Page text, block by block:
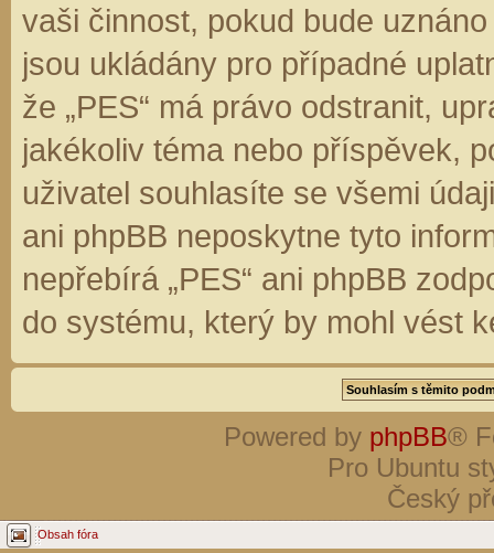
vaši činnost, pokud bude
jsou ukládány pro případné
že „PES“ má právo odstranit,
jakékoliv téma nebo příspěvek,
uživatel souhlasíte se všemi
ani phpBB neposkytne tyto
nepřebírá „PES“ ani phpBB
do systému, který by mohl vést
Powered by phpBB®
Pro Ubuntu
Český
Obsah fóra